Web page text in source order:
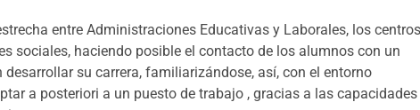
a sus necesidades.